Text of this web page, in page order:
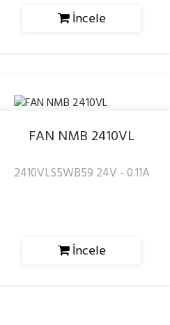
İncele
FAN NMB 2410VL
2410VLS5WB59 24V - 0.11A
İncele